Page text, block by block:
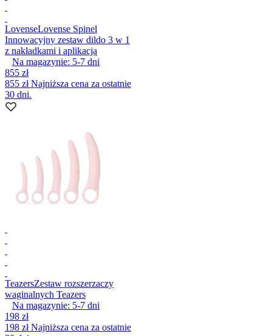
LovenseLovense Spinel
Innowacyjny zestaw dildo 3 w 1
z nakładkami i aplikacją
Na magazynie: 5-7 dni
855 zł
855 złNajniższa cena za ostatnie
30 dni.
TeazersZestaw rozszerzaczy
waginalnych Teazers
Na magazynie: 5-7 dni
198 zł
198 złNajniższa cena za ostatnie